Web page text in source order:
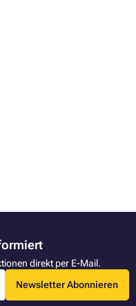
direkt per E-Mail.
Newsletter Abonnieren